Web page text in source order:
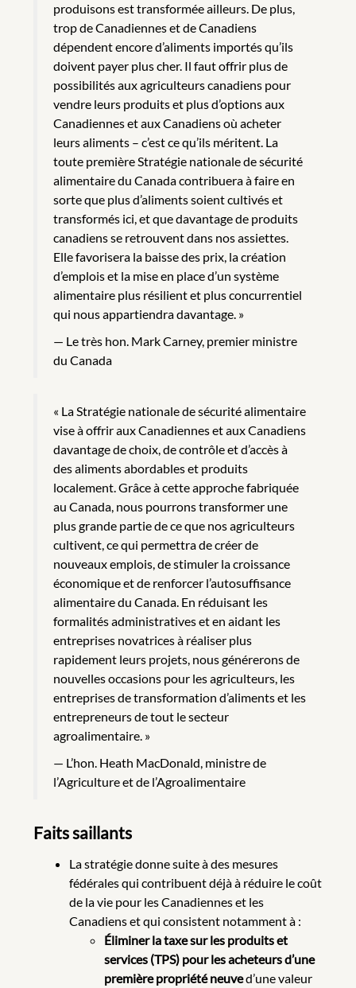
produisons est transformée ailleurs. De plus,
trop de Canadiennes et de Canadiens
dépendent encore d’aliments importés qu’ils
doivent payer plus cher. Il faut offrir plus de
possibilités aux agriculteurs canadiens pour
vendre leurs produits et plus d’options aux
Canadiennes et aux Canadiens où acheter
leurs aliments – c’est ce qu’ils méritent. La
toute première Stratégie nationale de sécurité
alimentaire du Canada contribuera à faire en
sorte que plus d’aliments soient cultivés et
transformés ici, et que davantage de produits
canadiens se retrouvent dans nos assiettes.
Elle favorisera la baisse des prix, la création
d’emplois et la mise en place d’un système
alimentaire plus résilient et plus concurrentiel
qui nous appartiendra davantage. »
Le très hon. Mark Carney, premier ministre
du Canada
« La Stratégie nationale de sécurité alimentaire
vise à offrir aux Canadiennes et aux Canadiens
davantage de choix, de contrôle et d’accès à
des aliments abordables et produits
localement. Grâce à cette approche fabriquée
au Canada, nous pourrons transformer une
plus grande partie de ce que nos agriculteurs
cultivent, ce qui permettra de créer de
nouveaux emplois, de stimuler la croissance
économique et de renforcer l’autosuffisance
alimentaire du Canada. En réduisant les
formalités administratives et en aidant les
entreprises novatrices à réaliser plus
rapidement leurs projets, nous générerons de
nouvelles occasions pour les agriculteurs, les
entreprises de transformation d’aliments et les
entrepreneurs de tout le secteur
agroalimentaire. »
L’hon. Heath MacDonald, ministre de
l’Agriculture et de l’Agroalimentaire
Faits saillants
La stratégie donne suite à des mesures
fédérales qui contribuent déjà à réduire le coût
de la vie pour les Canadiennes et les
Canadiens et qui consistent notamment à :
Éliminer la taxe sur les produits et
services (TPS) pour les acheteurs d’une
première propriété neuved’une valeur